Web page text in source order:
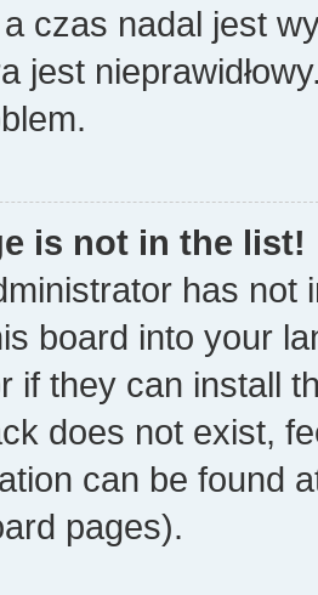
a czas nadal jest
jest
is not in the list!
has not
board into your
if they can install
does not exist,
can be found
pages).